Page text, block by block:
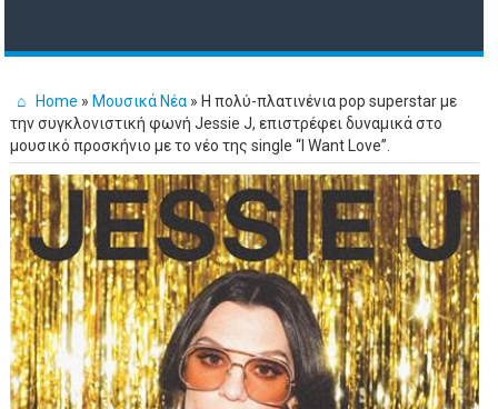
Home » Μουσικά Νέα » H πολύ-πλατινένια pop superstar με
την συγκλονιστική φωνή Jessie J, επιστρέφει δυναμικά στο
μουσικό προσκήνιο με το νέο της single “I Want Love”.